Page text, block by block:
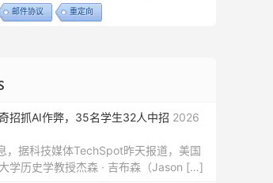
邮件协议 重定向
招抓AI作弊，35名学生32人中招 2026
，据科技媒体TechSpot昨天报道，美国
学历史学教授杰森 · 吉布森（Jason […]